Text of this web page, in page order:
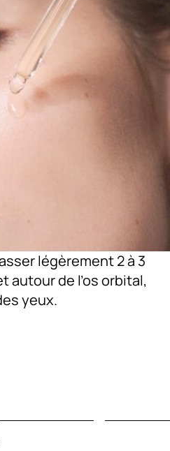
légèrement 2 à 3
autour de l’os orbital,
yeux.